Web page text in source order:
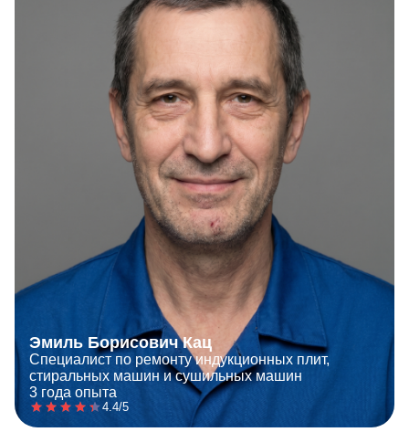
Эмиль Борисович Кац
Специалист по ремонту индукционных плит,
стиральных машин и сушильных машин
3 года опыта
4.4/5